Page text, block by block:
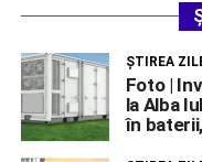
ŞTIREA
Foto |
la Alba
în